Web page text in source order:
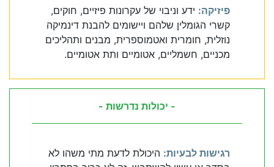
פיזיקה: ידע וניבוי של עקרונות פיזיים, חוקים,
קשרי הגומלין שלהם ויישומים להבנת דינמיקה
נוזלית, חומרית ואטמוספרית, מבנים ותהליכים
מכניים, חשמליים, אטומיים ותת אטומיים.
- יכולות נדרשות -
רגישות לבעיות: היכולת לדעת מתי משהו לא